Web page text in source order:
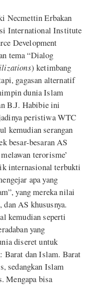
Necmettin Erbakan
International Institute
Development
tema “Dialog
) ketimbang
gagasan alternatif
dunia Islam
B.J. Habibie ini
peristiwa WTC
kemudian serangan
besar-besaran AS
terorisme’
internasional terbukti
apa yang
yang mereka nilai
dan AS khususnya.
kemudian seperti
yang
diseret untuk
Barat dan Islam. Barat
sedangkan Islam
Mengapa bisa